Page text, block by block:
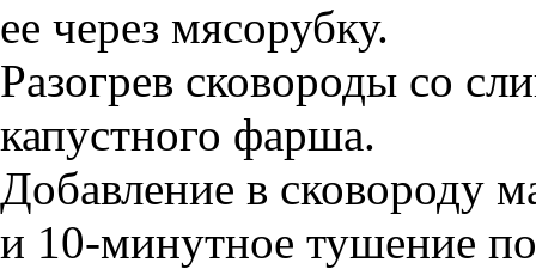
ее через мясорубку.
Разогрев сковороды со
капустного фарша.
Добавление в сковороду
и 10-минутное тушение